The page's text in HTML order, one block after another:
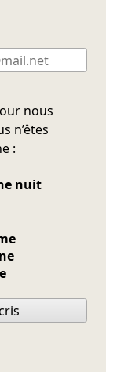
nous
n’êtes
:
nuit